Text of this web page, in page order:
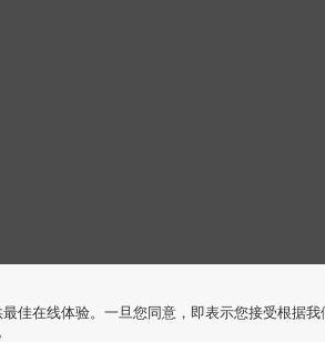
佳在线体验。一旦您同意，即表示您接受根据我